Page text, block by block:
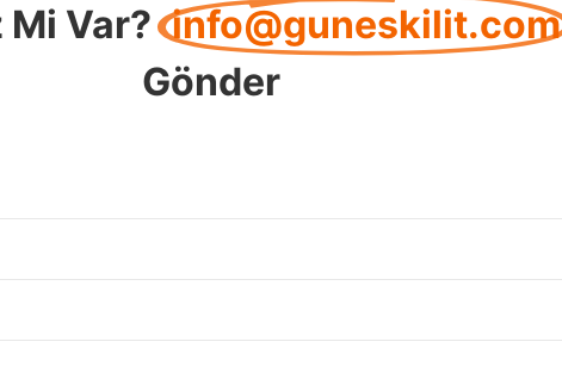
Var? info@guneskilit.com
Gönder